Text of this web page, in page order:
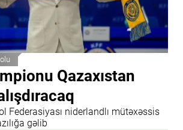
Qazaxıstan
Federasiyası niderlandlı mütəxəssis
gəlib